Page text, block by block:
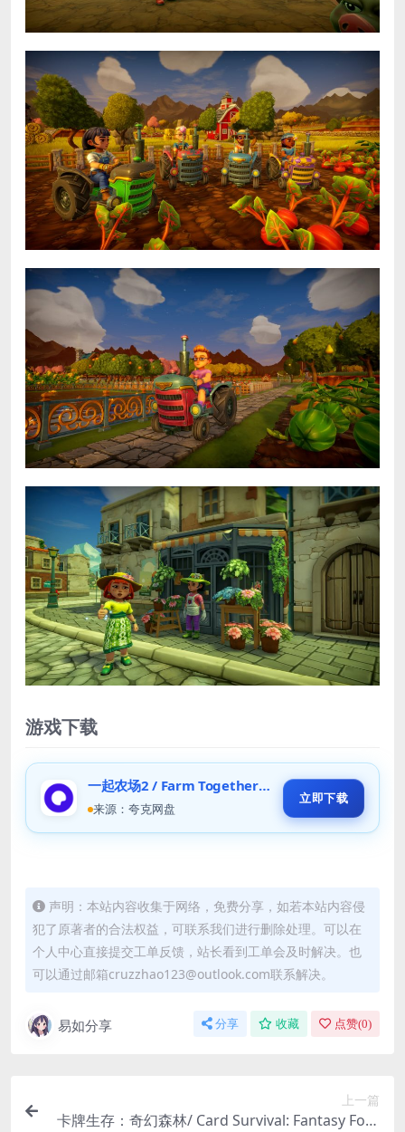
游戏下载
一起农场2 / Farm Together 2/ 单机+联机
来源：夸克网盘
立即下载
声明：本站内容收集于网络，免费分享，如若本站内容侵
犯了原著者的合法权益，可联系我们进行删除处理。可以在
个人中心直接提交工单反馈，站长看到工单会及时解决。也
可以通过邮箱cruzzhao123@outlook.com联系解决。
易如分享 分享 收藏 点赞(0)
上一篇
卡牌生存：奇幻森林/ Card Survival: Fantasy Fore